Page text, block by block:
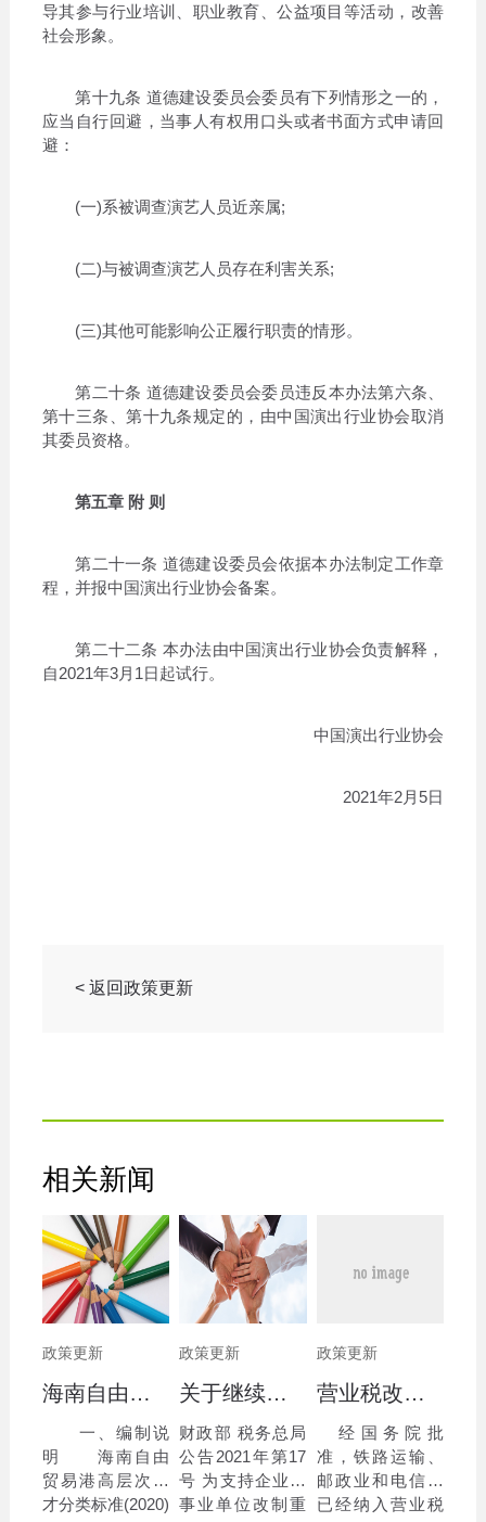
导其参与行业培训、职业教育、公益项目等活动，改善
社会形象。
第十九条 道德建设委员会委员有下列情形之一的，
应当自行回避，当事人有权用口头或者书面方式申请回
避：
(一)系被调查演艺人员近亲属;
(二)与被调查演艺人员存在利害关系;
(三)其他可能影响公正履行职责的情形。
第二十条 道德建设委员会委员违反本办法第六条、
第十三条、第十九条规定的，由中国演出行业协会取消
其委员资格。
第五章 附 则
第二十一条 道德建设委员会依据本办法制定工作章
程，并报中国演出行业协会备案。
第二十二条 本办法由中国演出行业协会负责解释，
自2021年3月1日起试行。
中国演出行业协会
2021年2月5日
< 返回政策更新
相关新闻
政策更新
海南自由贸易港高层次人才分类标准(2020)
一、编制说
明 海南自由
贸易港高层次人
才分类标准(2020)
政策更新
关于继续执行企业 事业单位改制重组有关契税政策的公告
财政部 税务总局
公告2021年第17
号 为支持企业、
事业单位改制重
政策更新
营业税改征增值税跨境应税服务 增值税免税管理办法（试行）
经国务院批
准，铁路运输、
邮政业和电信业
已经纳入营业税